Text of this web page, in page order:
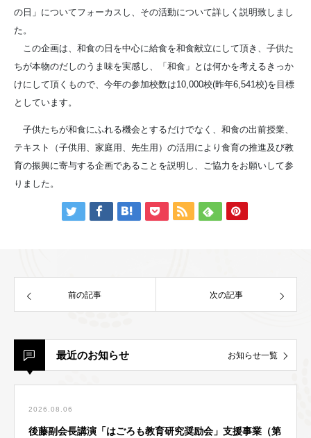
の日」についてフォーカスし、その活動について詳しく説明致しまし
た。
この企画は、和食の日を中心に給食を和食献立にして頂き、子供た
ちが本物のだしのうま味を実感し、「和食」とは何かを考えるきっか
けにして頂くもので、今年の参加校数は10,000校(昨年6,541校)を目標
としています。
子供たちが和食にふれる機会とするだけでなく、和食の出前授業、
テキスト（子供用、家庭用、先生用）の活用により食育の推進及び教
育の振興に寄与する企画であることを説明し、ご協力をお願いして参
りました。
前の記事 次の記事
最近のお知らせ お知らせ一覧
2026.08.06
後藤副会長講演「はごろも教育研究奨励会」支援事業（第